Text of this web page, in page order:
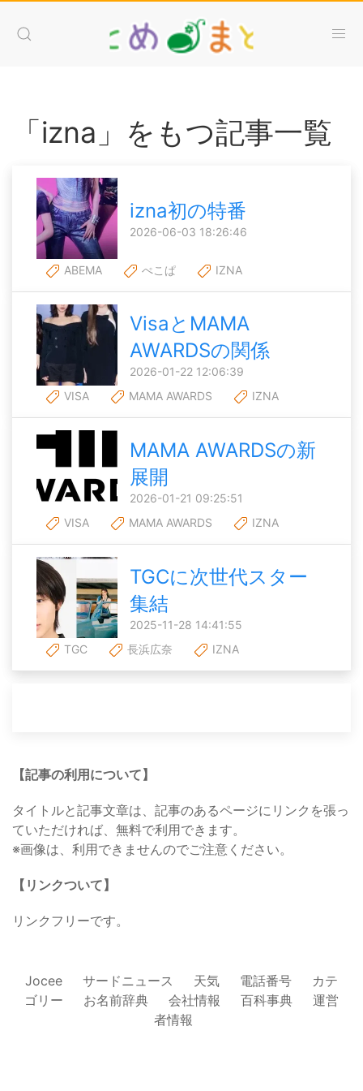
「izna」をもつ記事一覧
izna初の特番
2026-06-03 18:26:46
ABEMA ぺこぱ IZNA
VisaとMAMA
AWARDSの関係
2026-01-22 12:06:39
VISA
MAMA AWARDS IZNA
MAMA AWARDSの新
展開
2026-01-21 09:25:51
VISA
MAMA AWARDS IZNA
TGCに次世代スター
集結
2025-11-28 14:41:55
TGC
長浜広奈 IZNA
【記事の利用について】
タイトルと記事文章は、記事のあるページにリンクを張っ
ていただければ、無料で利用できます。
※画像は、利用できませんのでご注意ください。
【リンクついて】
リンクフリーです。
Jocee サードニュース 天気 電話番号
カテ
ゴリー
お名前辞典 会社情報 百科事典
運営
者情報